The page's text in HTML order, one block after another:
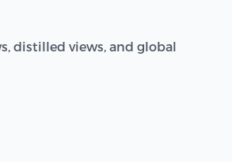
distilled views, and global